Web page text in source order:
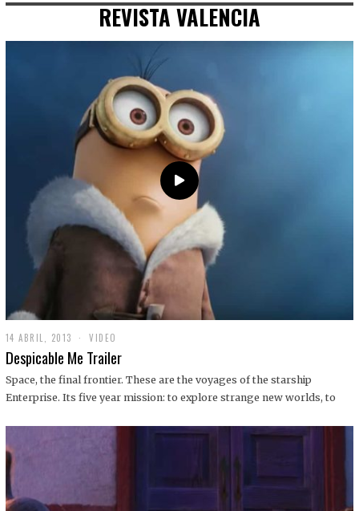
REVISTA VALENCIA
14 ABRIL, 2013
9
D
C
I
1
VIDEO
Despicable Me Trailer
Space, the final frontier. These are the voyages of the starship
Enterprise. Its five year mission: to explore strange new worlds, to